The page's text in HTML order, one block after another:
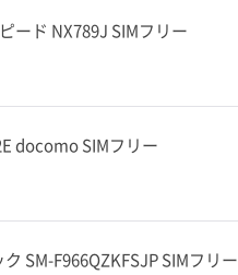
ード NX789J SIMフリー
docomo SIMフリー
SM-F966QZKFSJP SIMフリー